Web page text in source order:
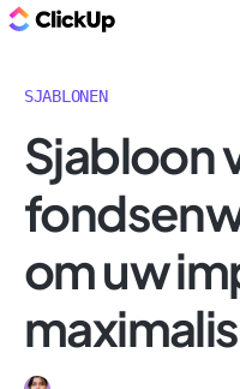
SJABLONEN
Sjabloon
om uw